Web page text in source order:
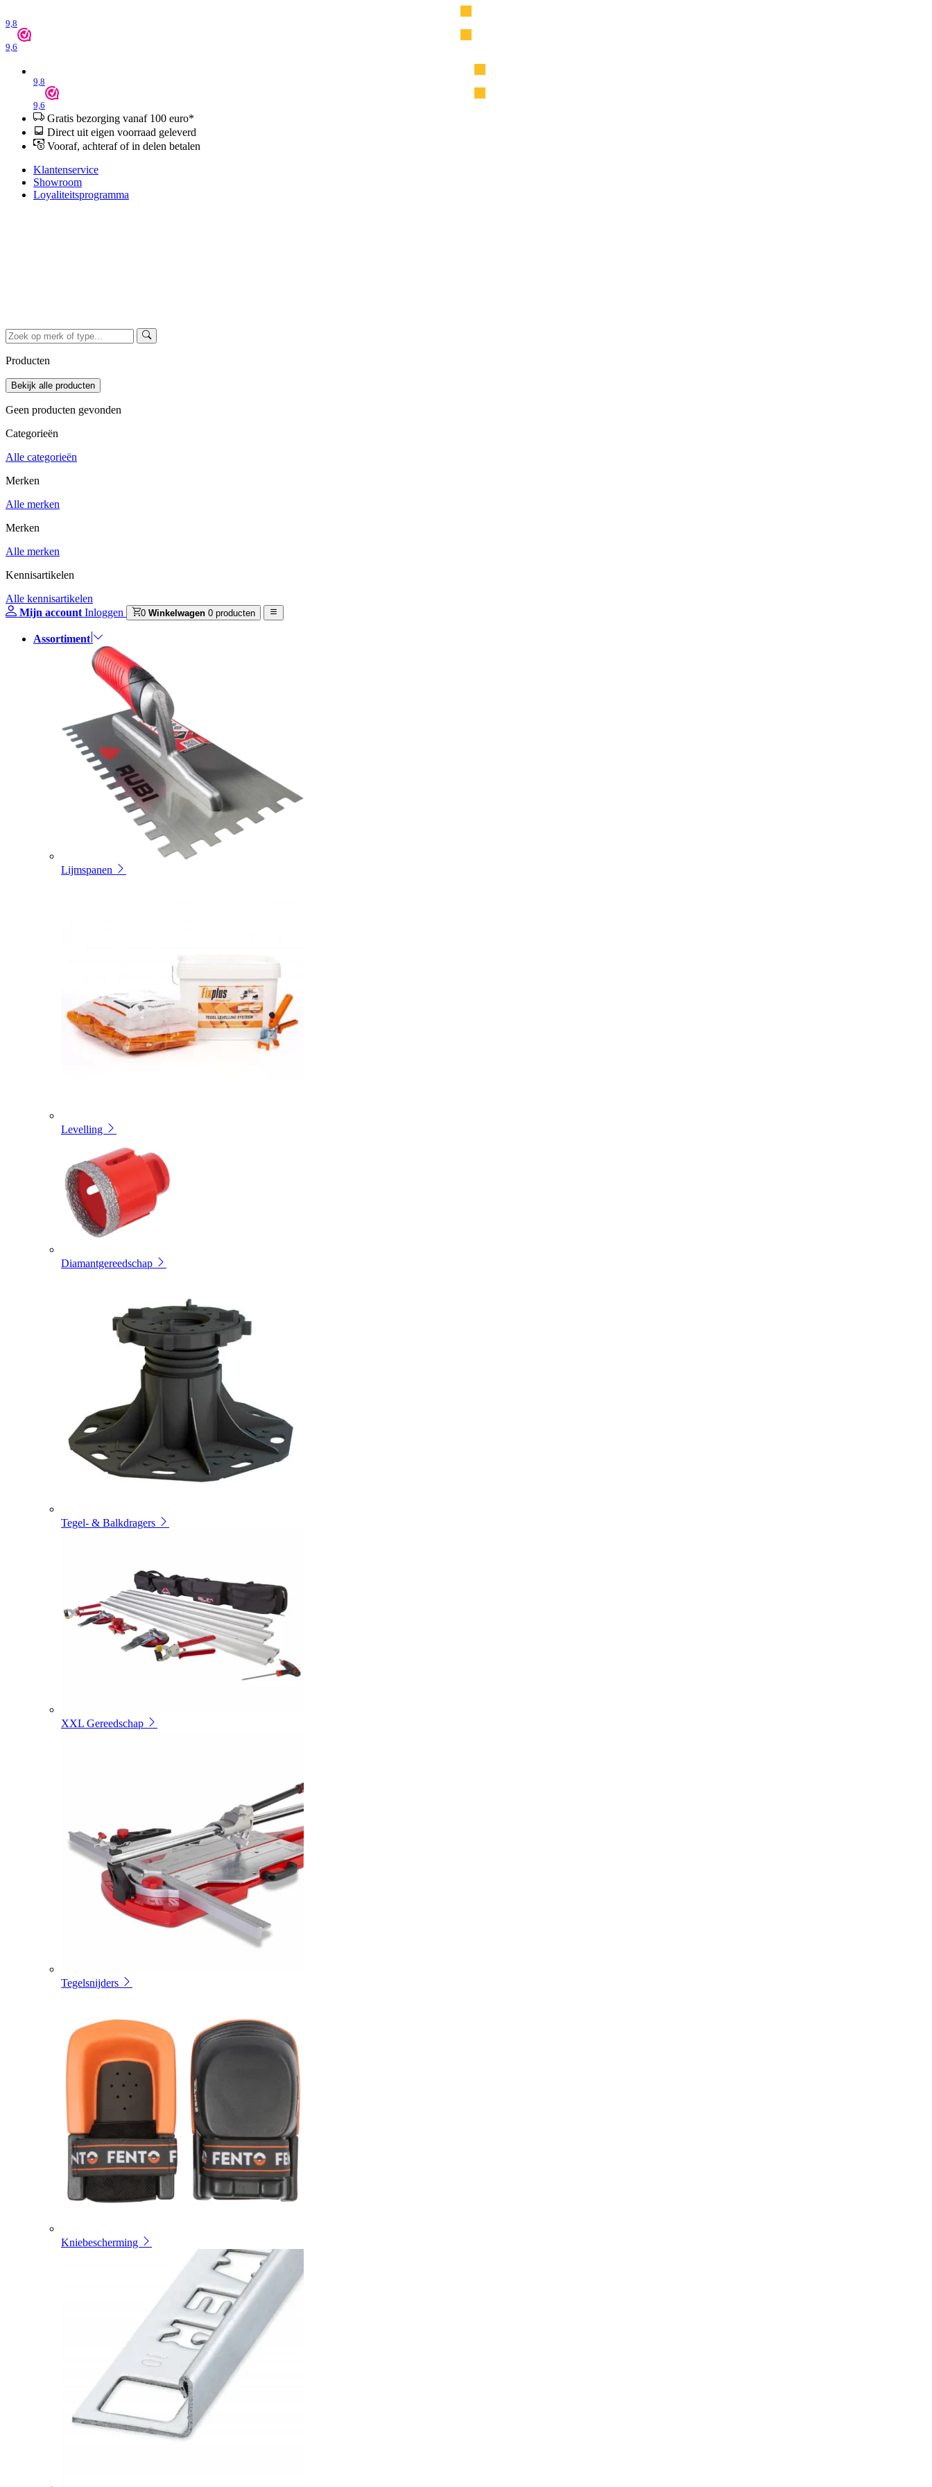
9,8
9,6
9,8
9,6
Gratis bezorging vanaf 100 euro*
Direct uit eigen voorraad geleverd
Vooraf, achteraf of in delen betalen
Klantenservice
Showroom
Loyaliteitsprogramma
Producten
Geen producten gevonden
Categorieën
Alle categorieën
Merken
Alle merken
Merken
Alle merken
Kennisartikelen
Alle kennisartikelen
Mijn account Inloggen 0 Winkelwagen 0 producten
Assortiment
Lijmspanen
Levelling
Diamantgereedschap
Tegel- & Balkdragers
XXL Gereedschap
Tegelsnijders
Kniebescherming